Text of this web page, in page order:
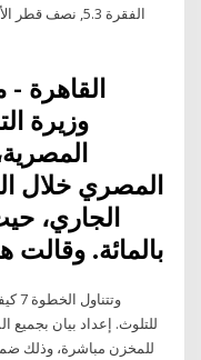
القاهرة -
وزيرة
المصري خلال
بالمائة. وقالت
للتلوث. إعداد بيان بجميع